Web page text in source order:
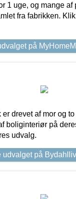
1 uge, og mange af
fra fabrikken.
på
drevet af mor og
boliginteriør på
udvalg.
udvalget på